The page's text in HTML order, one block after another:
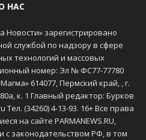
НАС
Новости» зарегистрировано
службой по надзору в сфере
технологий и массовых
номер: Эл № ФС77-77780
614077, Пермский край, , г.
к. 1 Главный редактор: Бурков
(34260) 4-13-93. 16+ Все права
на сайте PARMANEWS.RU,
с законодательством РФ, в том